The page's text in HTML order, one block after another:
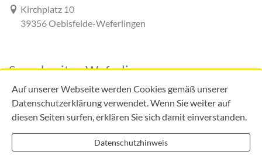
Auf unserer Webseite werden Cookies gemäß unserer
Datenschutzerklärung verwendet. Wenn Sie weiter auf
diesen Seiten surfen, erklären Sie sich damit einverstanden.
Datenschutzhinweis
Link zur Google-Maps Navigation
Kirchplatz 10
39356 Oebisfelde-Weferlingen
Sprechzeiten Weferlingen
Mo:
09:00 - 12:00 Uhr
Di:
09:00 - 12:00 Uhr
13:00 - 18:00 Uhr